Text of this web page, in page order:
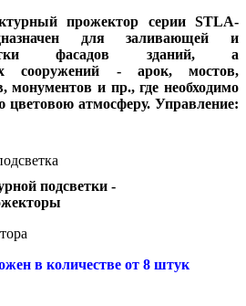
прожектор серии STLA-
для заливающей и
фасадов зданий, а
сооружений - арок, мостов,
монументов и пр., где необходимо
цветовою атмосферу. Управление:
подсветки -
в количестве от 8 штук